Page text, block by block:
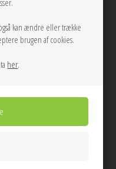
kan ændre eller trække
brugen af cookies.
her.